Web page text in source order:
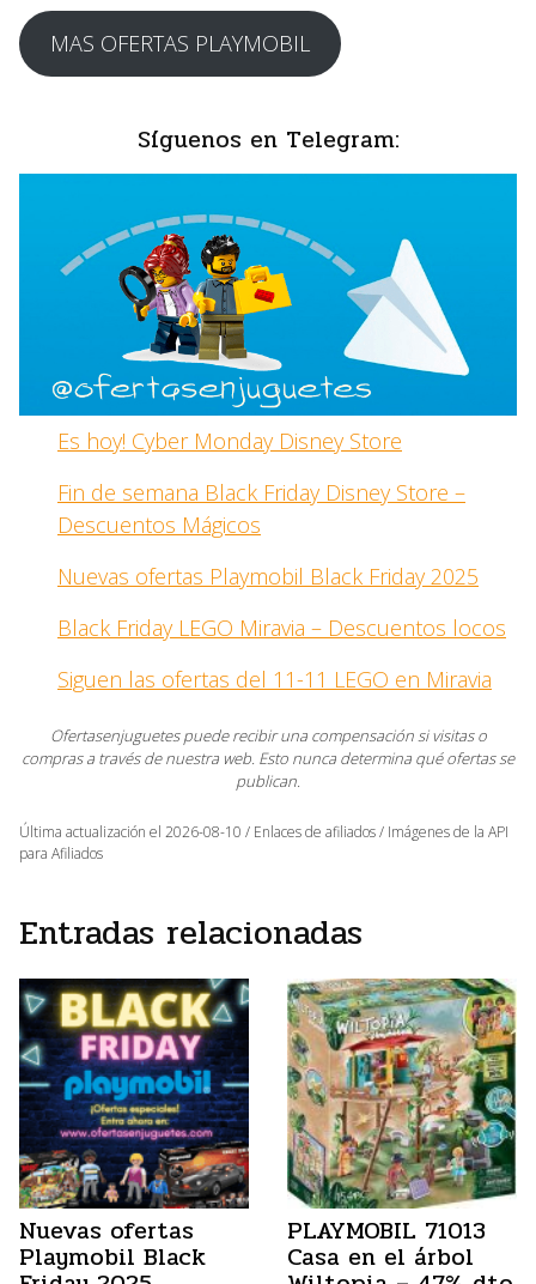
MAS OFERTAS PLAYMOBIL
Síguenos en Telegram:
Es hoy! Cyber Monday Disney Store
Fin de semana Black Friday Disney Store –
Descuentos Mágicos
Nuevas ofertas Playmobil Black Friday 2025
Black Friday LEGO Miravia – Descuentos locos
Siguen las ofertas del 11-11 LEGO en Miravia
Ofertasenjuguetes puede recibir una compensación si visitas o
compras a través de nuestra web. Esto nunca determina qué ofertas se
publican.
Última actualización el 2026-08-10 / Enlaces de afiliados / Imágenes de la API
para Afiliados
Entradas relacionadas
Nuevas ofertas
Playmobil Black
PLAYMOBIL 71013
Casa en el árbol